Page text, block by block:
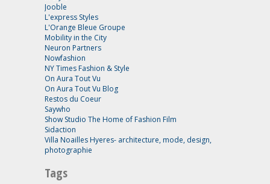
Jooble
L'express Styles
L'Orange Bleue Groupe
Mobility in the City
Neuron Partners
Nowfashion
NY Times Fashion & Style
On Aura Tout Vu
On Aura Tout Vu Blog
Restos du Coeur
Saywho
Show Studio The Home of Fashion Film
Sidaction
Villa Noailles Hyeres- architecture, mode, design,
photographie
Tags